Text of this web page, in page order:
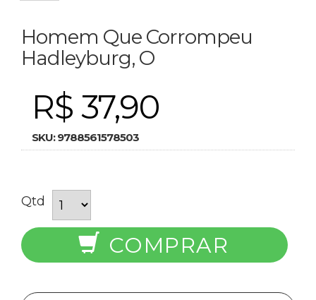
Homem Que Corrompeu
Hadleyburg, O
R$ 37,90
SKU:9788561578503
Qtd
COMPRAR